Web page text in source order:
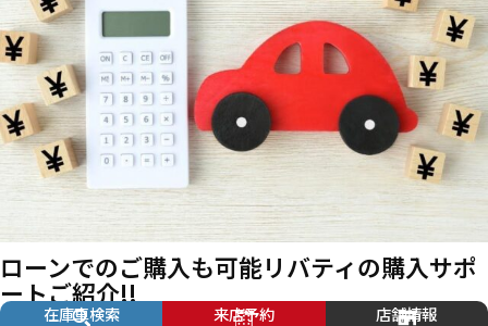
ローンでのご購入も可能リバティの購入サポ
ートご紹介!!
在庫車検索 来店予約 店舗情報